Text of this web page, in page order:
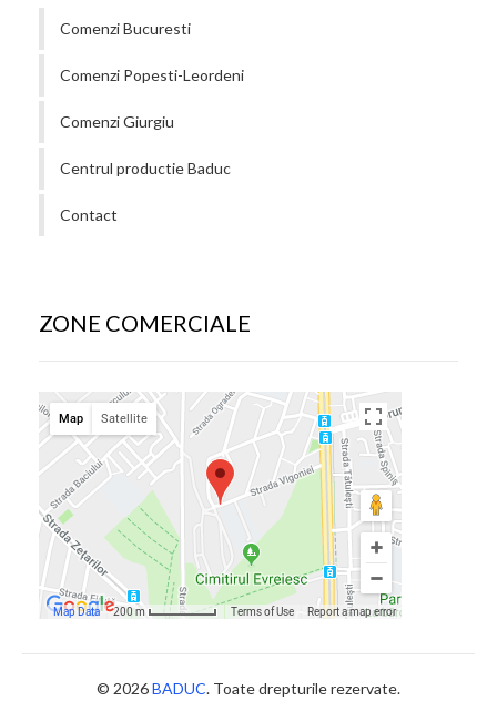
Comenzi Bucuresti
Comenzi Popesti-Leordeni
Comenzi Giurgiu
Centrul productie Baduc
Contact
ZONE COMERCIALE
© 2026BADUC. Toate drepturile rezervate.